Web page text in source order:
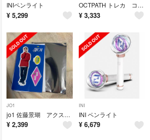
INIペンライト
¥ 5,299
OCTPATH トレカ コンプ 小堀柊 thme dome
¥ 3,333
JO1
jo1 佐藤景瑚 アクスタ ポップアップ 109
¥ 2,399
INI
INI ペンライト
¥ 6,679